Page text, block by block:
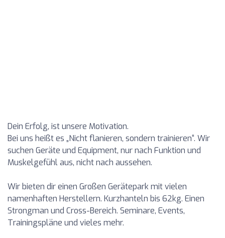
Dein Erfolg, ist unsere Motivation.
Bei uns heißt es „Nicht flanieren, sondern trainieren“. Wir
suchen Geräte und Equipment, nur nach Funktion und
Muskelgefühl aus, nicht nach aussehen.
Wir bieten dir einen Großen Gerätepark mit vielen
namenhaften Herstellern. Kurzhanteln bis 62kg. Einen
Strongman und Cross-Bereich. Seminare, Events,
Trainingspläne und vieles mehr.